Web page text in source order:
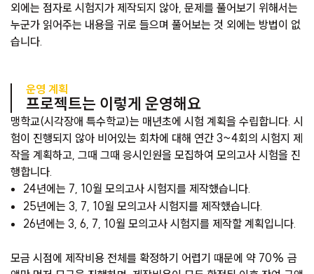
외에는 점자로 시험지가 제작되지 않아, 문제를 풀어보기 위해서는
누군가 읽어주는 내용을 귀로 들으며 풀어보는 것 외에는 방법이 없
습니다.
운영 계획
프로젝트는 이렇게 운영해요
맹학교(시각장애 특수학교)는 매년초에 시험 계획을 수립합니다. 시
험이 진행되지 않아 비어있는 회차에 대해 연간 3~4회의 시험지 제
작을 계획하고, 그때 그때 응시인원을 모집하여 모의고사 시험을 진
행합니다.
24년에는 7, 10월 모의고사 시험지를 제작했습니다.
25년에는 3, 7, 10월 모의고사 시험지를 제작했습니다.
26년에는 3, 6, 7, 10월 모의고사 시험지를 제작할 계획입니다.
모금 시점에 제작비용 전체를 확정하기 어렵기 때문에 약 70% 금